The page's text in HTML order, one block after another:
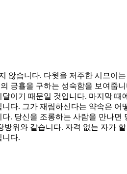
않습니다. 다윗을 저주한 시므이
긍휼을 구하는 성숙함을 보여줍
이기 때문일 것입니다. 마지막
다. 그가 재림하신다는 약속은
. 당신을 조롱하는 사람을 만나
위와 같습니다. 자격 없는 자가
니다.